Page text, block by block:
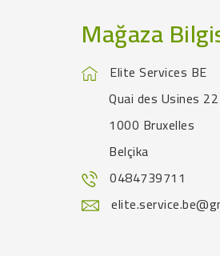
Mağaza
Elite Services BE
Quai des Usines
1000 Bruxelles
Belçika
0484739711